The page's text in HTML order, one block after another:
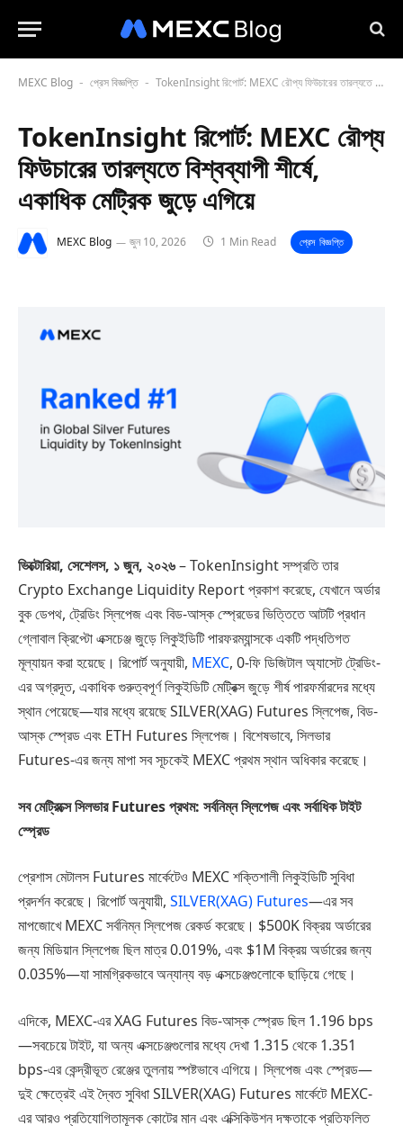
MEXC Blog - প্রেস বিজ্ঞপ্তি - TokenInsight রিপোর্ট: MEXC রৌপ্য ফিউচারের তারল্যতে বিশ্বব্যাপী শীর্ষে, একাধিক মেট্রিক জুড়ে এগিয়ে
TokenInsight রিপোর্ট: MEXC রৌপ্য
ফিউচারের তারল্যতে বিশ্বব্যাপী শীর্ষে,
একাধিক মেট্রিক জুড়ে এগিয়ে
MEXC Blog জুন 10, 2026 1 Min Read প্রেস বিজ্ঞপ্তি
ভিক্টোরিয়া, সেশেলস, ১ জুন, ২০২৬– TokenInsight সম্প্রতি তার
Crypto Exchange Liquidity Report প্রকাশ করেছে, যেখানে অর্ডার
বুক ডেপথ, ট্রেডিং স্লিপেজ এবং বিড-আস্ক স্প্রেডের ভিত্তিতে আটটি প্রধান
গ্লোবাল ক্রিপ্টো এক্সচেঞ্জ জুড়ে লিকুইডিটি পারফরম্যান্সকে একটি পদ্ধতিগত
মূল্যায়ন করা হয়েছে। রিপোর্ট অনুযায়ী, MEXC, 0-ফি ডিজিটাল অ্যাসেট ট্রেডিং-
এর অগ্রদূত, একাধিক গুরুত্বপূর্ণ লিকুইডিটি মেট্রিক্স জুড়ে শীর্ষ পারফর্মারদের মধ্যে
স্থান পেয়েছে—যার মধ্যে রয়েছে SILVER(XAG) Futures স্লিপেজ, বিড-
আস্ক স্প্রেড এবং ETH Futures স্লিপেজ। বিশেষভাবে, সিলভার
Futures-এর জন্য মাপা সব সূচকেই MEXC প্রথম স্থান অধিকার করেছে।
সব মেট্রিক্সে সিলভার Futures প্রথম: সর্বনিম্নস্লিপেজএবং সর্বাধিক টাইট
স্প্রেড
প্রেশাস মেটালস Futures মার্কেটেও MEXC শক্তিশালী লিকুইডিটি সুবিধা
প্রদর্শন করেছে। রিপোর্ট অনুযায়ী, SILVER(XAG) Futures—এর সব
মাপজোখে MEXC সর্বনিম্ন স্লিপেজ রেকর্ড করেছে। $500K বিক্রয় অর্ডারের
জন্য মিডিয়ান স্লিপেজ ছিল মাত্র 0.019%, এবং $1M বিক্রয় অর্ডারের জন্য
0.035%—যা সামগ্রিকভাবে অন্যান্য বড় এক্সচেঞ্জগুলোকে ছাড়িয়ে গেছে।
এদিকে, MEXC-এর XAG Futures বিড-আস্ক স্প্রেড ছিল 1.196 bps
—সবচেয়ে টাইট, যা অন্য এক্সচেঞ্জগুলোর মধ্যে দেখা 1.315 থেকে 1.351
bps-এর কেন্দ্রীভূত রেঞ্জের তুলনায় স্পষ্টভাবে এগিয়ে। স্লিপেজ এবং স্প্রেড—
দুই ক্ষেত্রেই এই দ্বৈত সুবিধা SILVER(XAG) Futures মার্কেটে MEXC-
এর আরও প্রতিযোগিতামূলক কোটের মান এবং এক্সিকিউশন দক্ষতাকে প্রতিফলিত